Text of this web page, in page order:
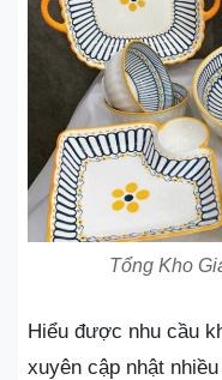
Tổng Kho
Hiểu được nhu cầu
xuyên cập nhật